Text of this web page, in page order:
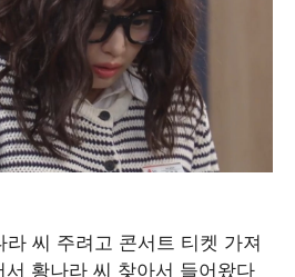
씨 주려고 콘서트 티켓 가져
황나라 씨 찾아서 들어왔다